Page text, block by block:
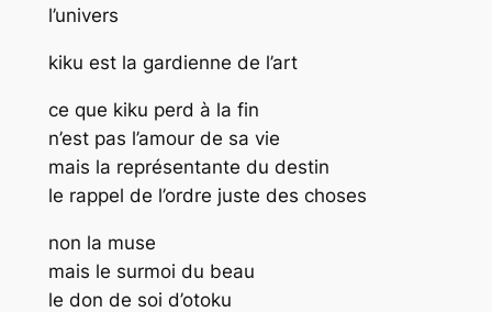
l’univers
kiku est la gardienne de l’art
ce que kiku perd à la fin
n’est pas l’amour de sa vie
mais la représentante du destin
le rappel de l’ordre juste des choses
non la muse
mais le surmoi du beau
le don de soi d’otoku